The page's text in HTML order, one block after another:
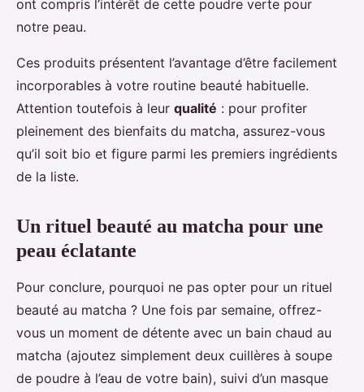
ont compris l’intérêt de cette poudre verte pour
notre peau.
Ces produits présentent l’avantage d’être facilement
incorporables à votre routine beauté habituelle.
Attention toutefois à leur qualité : pour profiter
pleinement des bienfaits du matcha, assurez-vous
qu’il soit bio et figure parmi les premiers ingrédients
de la liste.
Un rituel beauté au matcha pour une
peau éclatante
Pour conclure, pourquoi ne pas opter pour un rituel
beauté au matcha ? Une fois par semaine, offrez-
vous un moment de détente avec un bain chaud au
matcha (ajoutez simplement deux cuillères à soupe
de poudre à l’eau de votre bain), suivi d’un masque